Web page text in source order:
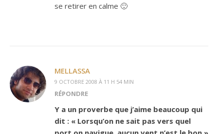
se retirer en calme 🙂
MELLASSA
9 OCTOBRE 2008 À 11 H 54 MIN
RÉPONDRE
Y a un proverbe que j’aime beaucoup qui
dit : « Lorsqu’on ne sait pas vers quel